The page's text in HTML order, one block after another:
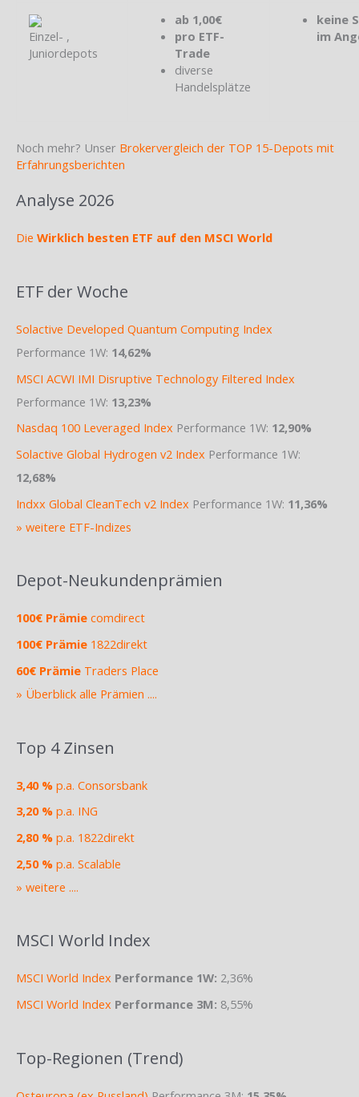
Einzel- ,
Juniordepots
ab 1,00€
pro ETF-
Trade
diverse
Handelsplätze
keine
im
Noch mehr? Unser Brokervergleich der TOP 15-Depots mit
Erfahrungsberichten
Analyse 2026
Die Wirklich besten ETF auf den MSCI World
ETF der Woche
Solactive Developed Quantum Computing Index
Performance 1W: 14,62%
MSCI ACWI IMI Disruptive Technology Filtered Index
Performance 1W: 13,23%
Nasdaq 100 Leveraged Index Performance 1W: 12,90%
Solactive Global Hydrogen v2 Index Performance 1W:
12,68%
Indxx Global CleanTech v2 Index Performance 1W: 11,36%
» weitere ETF-Indizes
Depot-Neukundenprämien
100€ Prämie comdirect
100€ Prämie 1822direkt
60€ Prämie Traders Place
» Überblick alle Prämien ....
Top 4 Zinsen
3,40 % p.a. Consorsbank
3,20 % p.a. ING
2,80 % p.a. 1822direkt
2,50 % p.a. Scalable
» weitere ....
MSCI World Index
MSCI World Index Performance 1W: 2,36%
MSCI World Index Performance 3M: 8,55%
Top-Regionen (Trend)